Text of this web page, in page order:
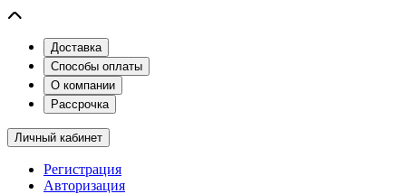
Доставка
Способы оплаты
О компании
Рассрочка
Личный кабинет
Регистрация
Авторизация